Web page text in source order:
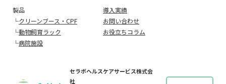
製品
└クリーンブース・CPF
└動物飼育ラック
└病院施設
導入実績
お問い合わせ
お役立ちコラム
セラボヘルスケアサービス株式会
社